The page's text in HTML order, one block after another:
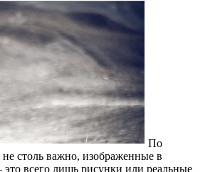
По
не столь важно, изображенные в
всего лишь рисунки или реальные